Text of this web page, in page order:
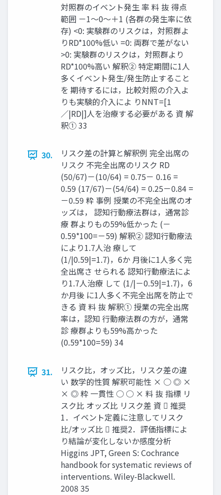
対照群のイベント発生 率 料 抜 得点
範囲 －1〜0〜＋1 (各群の発生率に依
存) <0: 実験群のリスクは，対照群よ
りRD*100%低い =0: 両群で差がない
>0: 実験群のリスクは，対照群より
RD*100%高い 解釈② 特定期間に1人
多くイベント発生/発生防止すること
を 期待するには，比較対照の介⼊よ
りも実験的介⼊によ りNNT=[1
／|RD|]人を治療する必要がある 資 解
釈① 33
30.
リスク差の計算と解釈例 完全出席の
リスク 不完全出席のリスク RD
(50/67)－(10/64) = 0.75－ 0.16 =
0.59 (17/67)－(54/64) = 0.25－0.84 =
－0.59 粋 事例 授業の不完全出席のオ
ッズは， 認知⾏動療法群は，通常診
療 群よりもの59%低かった (－
0.59*100=－59) 解釈② 認知⾏動療法
により1.7人治 療して
(1/|0.59|=1.7)，6か 月後に1人多く完
全出席さ せられる 認知⾏動療法によ
り1.7人治療 して (1/|－0.59|=1.7)，6
か月後 に1人多く不完全出席を防止で
きる 資 料 抜 解釈① 授業の完全出席
率は，認知 ⾏動療法群の⽅が，通常
診 療群よりも59%高かった
(0.59*100=59) 34
31.
リスク比，オッズ比，リスク差の違
い 数学的性質 解釈可能性 × ○ ◎ ×
× ◎ 粋 一貫性 ○ ○ × 料 抜 指標 リ
スク比 オッズ比 リスク差 資  推奨
1．イベント定義に注意してリスク
比/オッズ比  推奨2．評価指標によ
り結論が変化しないか感度分析
Higgins JPT, Green S: Cochrance
handbook for systematic reviews of
interventions. Wiley-Blackwell.
2008 35